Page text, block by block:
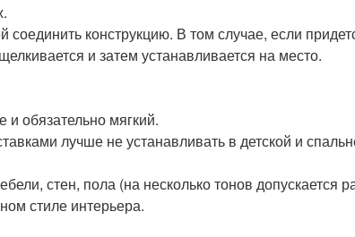
соединить конструкцию. В том случае, если
и затем устанавливается на место.
обязательно мягкий.
лучше не устанавливать в детской и
стен, пола (на несколько тонов допускается
стиле интерьера.